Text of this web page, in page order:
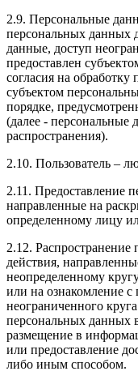
2.9. Персональные
персональных данных
данные, доступ
предоставлен
согласия на
субъектом
порядке,
(далее - персональные
распространения).
2.10. Пользователь –
2.11. Предоставление
направленные на
определенному лицу
2.12.
действия,
неопределенному
или на ознакомление
неограниченного
персональных данных
размещение в
или предоставление
либо иным способом.